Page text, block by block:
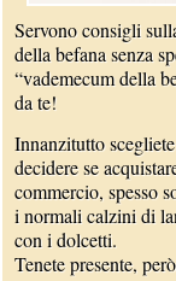
Servono consigli
della befana senza
“vademecum della
da te!
Innanzitutto
decidere se
commercio, spesso
i normali calzini di
con i dolcetti.
Tenete presente,